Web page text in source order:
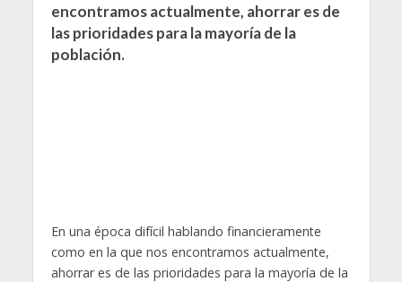
encontramos actualmente, ahorrar es de
las prioridades para la mayoría de la
población.
En una época difícil hablando financieramente
como en la que nos encontramos actualmente,
ahorrar es de las prioridades para la mayoría de la